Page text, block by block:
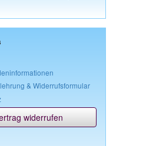
& Widerrufsformular
widerrufen